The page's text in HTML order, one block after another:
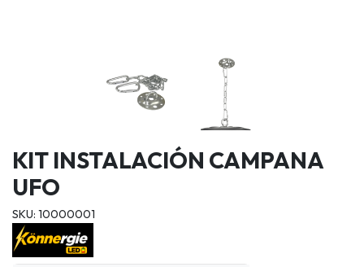
KIT INSTALACIÓN CAMPANA
UFO
SKU: 10000001